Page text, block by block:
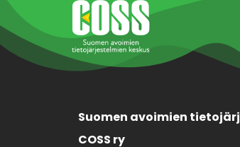
Suomen avoimien
COSS ry